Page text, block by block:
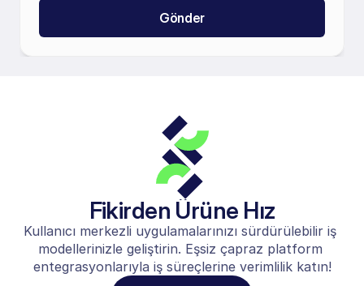
Gönder
Fikirden Ürüne Hız
Kullanıcı merkezli uygulamalarınızı sürdürülebilir iş
modellerinizle geliştirin. Eşsiz çapraz platform
entegrasyonlarıyla iş süreçlerine verimlilik katın!